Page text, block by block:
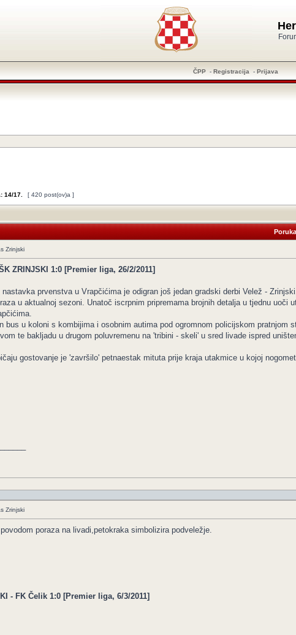
ČPP - Registracija - Prijava
14/17 [ 420 post(ov)a ]
Poruka
Zrinjski
ZRINJSKI 1:0 [Premier liga, 26/2/2011]
nastavka prvenstva u Vrapčićima je odigran još jedan gradski derbi Velež -
u aktualnoj sezoni. Unatoč iscrpnim pripremama brojnih detalja u tjednu
bus u koloni s kombijima i osobnim autima pod ogromnom policijskom
te bakljadu u drugom poluvremenu na 'tribini - skeli' u sred livade ispred
gostovanje je 'završilo' petnaestak mituta prije kraja utakmice u kojoj
Zrinjski
poraza na livadi,petokraka simbolizira podveležje.
- FK Čelik 1:0 [Premier liga, 6/3/2011]